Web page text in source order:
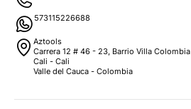
573115226688
Aztools
Carrera 12 # 46 - 23, Barrio Villa Colombia
Cali - Cali
Valle del Cauca - Colombia